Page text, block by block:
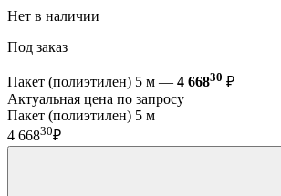
Нет в наличии
Под заказ
Пакет (полиэтилен) 5 м — 4 66830 ₽
Актуальная цена по запросу
Пакет (полиэтилен) 5 м
4 66830₽